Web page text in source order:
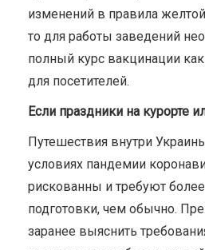
изменений в правила
то для работы заведений
полный курс вакцинации
для посетителей.
Если праздники на курорте
Путешествия внутри
условиях пандемии
рискованны и требуют
подготовки, чем обычно.
заранее выяснить